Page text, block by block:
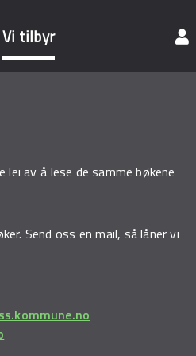
Vi tilbyr
lei av å lese de samme bøkene
Send oss en mail, så låner vi